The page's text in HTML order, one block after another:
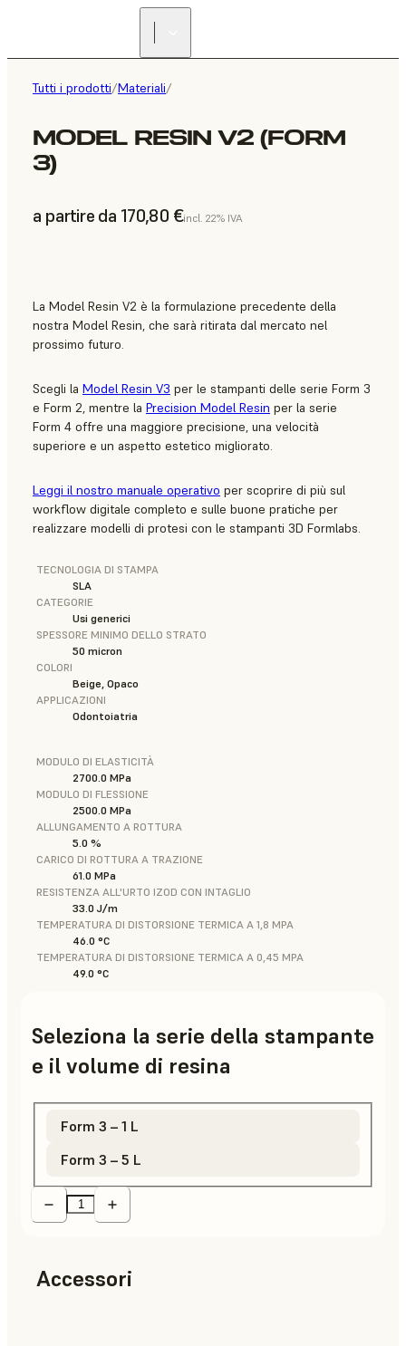
Tutti i prodotti/Materiali/
MODEL RESIN V2 (FORM
3)
a partire da 170,80 €incl. 22% IVA
La Model Resin V2 è la formulazione precedente della
nostra Model Resin, che sarà ritirata dal mercato nel
prossimo futuro.
Scegli la Model Resin V3 per le stampanti delle serie Form 3
e Form 2, mentre la Precision Model Resin per la serie
Form 4 offre una maggiore precisione, una velocità
superiore e un aspetto estetico migliorato.
Leggi il nostro manuale operativo per scoprire di più sul
workflow digitale completo e sulle buone pratiche per
realizzare modelli di protesi con le stampanti 3D Formlabs.
TECNOLOGIA DI STAMPA
SLA
CATEGORIE
Usi generici
SPESSORE MINIMO DELLO STRATO
50 micron
COLORI
Beige, Opaco
APPLICAZIONI
Odontoiatria
MODULO DI ELASTICITÀ
2700.0 MPa
MODULO DI FLESSIONE
2500.0 MPa
ALLUNGAMENTO A ROTTURA
5.0 %
CARICO DI ROTTURA A TRAZIONE
61.0 MPa
RESISTENZA ALL'URTO IZOD CON INTAGLIO
33.0 J/m
TEMPERATURA DI DISTORSIONE TERMICA A 1,8 MPA
46.0 °C
TEMPERATURA DI DISTORSIONE TERMICA A 0,45 MPA
49.0 °C
Seleziona la serie della stampante
e il volume di resina
Form 3 – 1 L
Form 3 – 5 L
Accessori